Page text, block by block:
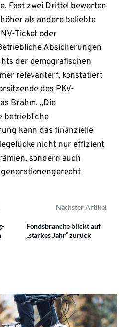
Fast zwei Drittel bewerten
als andere beliebte
Ticket oder
Absicherungen
der demografischen
relevanter“, konstatiert
des PKV-
Brahm. „Die
betriebliche
kann das finanzielle
nicht nur effizient
sondern auch
Nächster Artikel
Fondsbranche blickt auf
„starkes Jahr“ zurück